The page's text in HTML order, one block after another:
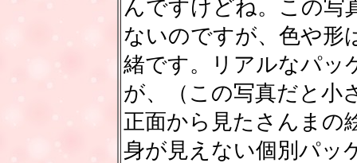
んですけどね。この写
ないのですが、色や形
緒です。リアルなパッ
が、（この写真だと小
正面から見たさんま
身が見えない個別パッ